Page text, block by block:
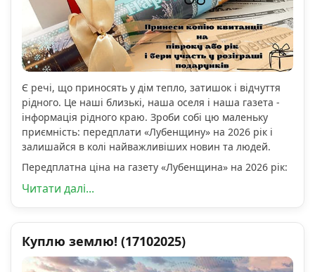
Є речі, що приносять у дім тепло, затишок і відчуття
рідного. Це наші близькі, наша оселя і наша газета -
інформація рідного краю. Зроби собі цю маленьку
приємність: передплати «Лубенщину» на 2026 рік і
залишайся в колі найважливіших новин та людей.
Передплатна ціна на газету «Лубенщина» на 2026 рік:
Читати далі...
Куплю землю! (17102025)